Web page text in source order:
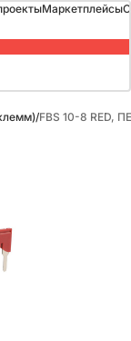
Маркетплейсы
/FBS 10-8